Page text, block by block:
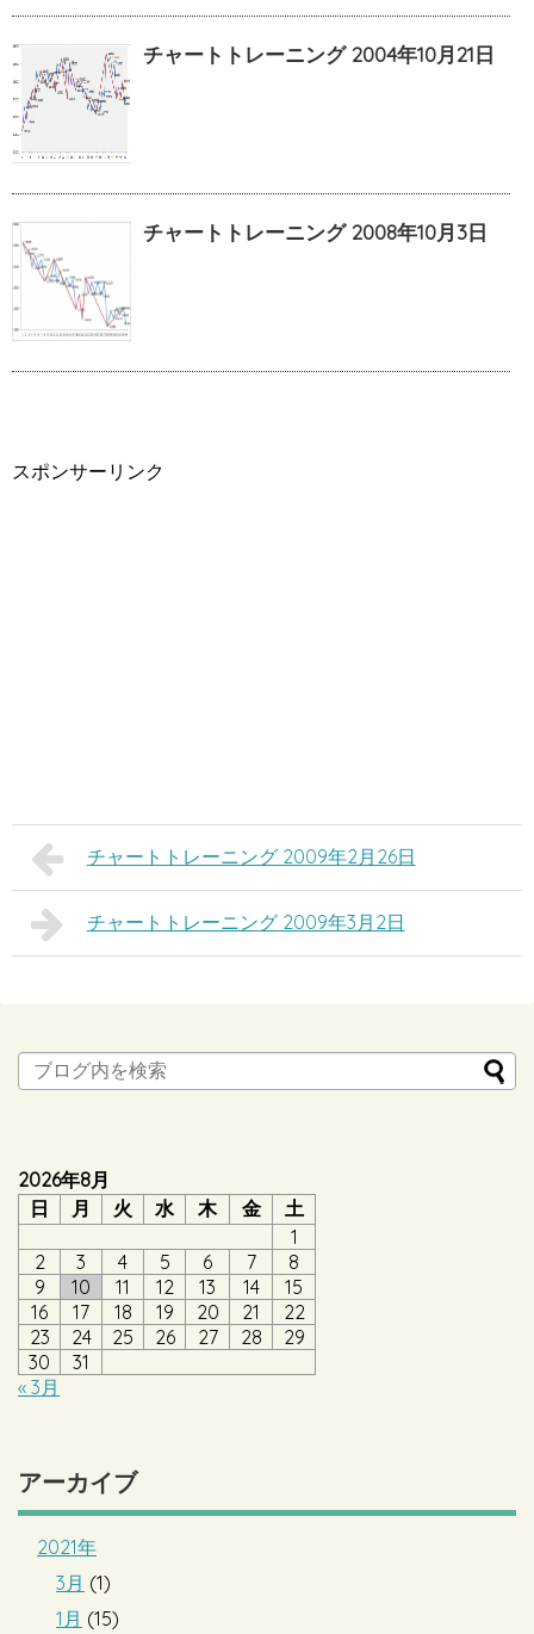
チャートトレーニング 2004年10月21日
チャートトレーニング 2008年10月3日
スポンサーリンク
チャートトレーニング 2009年2月26日
チャートトレーニング 2009年3月2日
2026年8月
日
月 火 水 木 金
土
1
2
3 4 5 6 7
8
9
10 11 12 13 14
15
16
17 18 19 20 21
22
23
24 25 26 27 28
29
30
31
« 3月
アーカイブ
2021年
3月 (1)
1月 (15)